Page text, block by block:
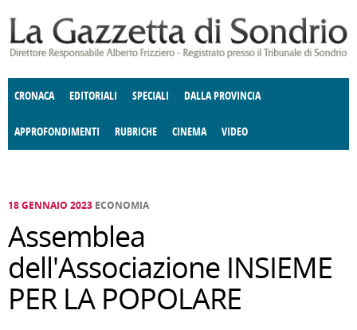
CRONACA EDITORIALI SPECIALI DALLA PROVINCIA
APPROFONDIMENTI
E SPETTACOLI POLITICA
RUBRICHE
DELLE IDEE FATTI DELLO SPIRITO
CINEMA VIDEO
18 GENNAIO 2023 ECONOMIA
Assemblea
dell'Associazione INSIEME
PER LA POPOLARE